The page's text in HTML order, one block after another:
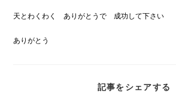
天とわくわく ありがとうで 成功して下さい
ありがとう
記事をシェアする